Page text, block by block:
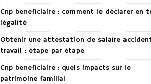
Cnp beneficiaire : comment le déclarer en
légalité
Obtenir une attestation de salaire
travail : étape par étape
Cnp beneficiaire : quels impacts sur le
patrimoine familial